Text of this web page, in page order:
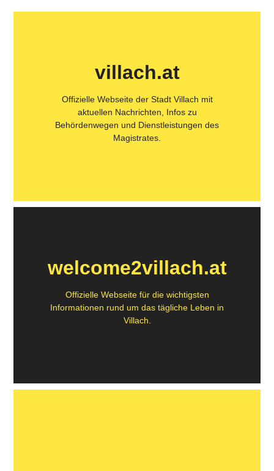
villach.at
Offizielle Webseite der Stadt Villach mit
aktuellen Nachrichten, Infos zu
Behördenwegen und Dienstleistungen des
Magistrates.
welcome2villach.at
Offizielle Webseite für die wichtigsten
Informationen rund um das tägliche Leben in
Villach.